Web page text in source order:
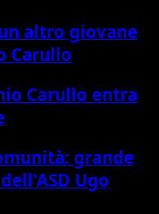
altro giovane
Carullo
Carullo entra
grande
Ugo